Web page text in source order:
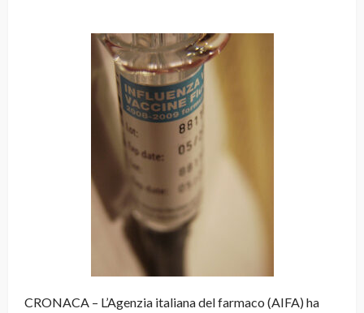
CRONACA – L’Agenzia italiana del farmaco (AIFA) ha